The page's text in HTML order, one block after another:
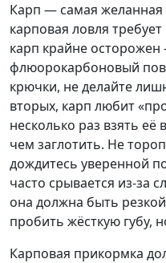
Карп — самая
карповая ловля
карп крайне
флюорокарбоновый
крючки, не делайте
вторых, карп любит
несколько раз взять
чем заглотить. Не
дождитесь уверенной
часто срывается из-за
она должна быть
пробить жёсткую губу,
Карповая прикормка